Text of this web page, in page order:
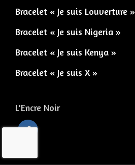
Bracelet « Je suis Louverture »
Bracelet « Je suis Nigeria »
Bracelet « Je suis Kenya »
Bracelet « Je suis X »
L'Encre Noir